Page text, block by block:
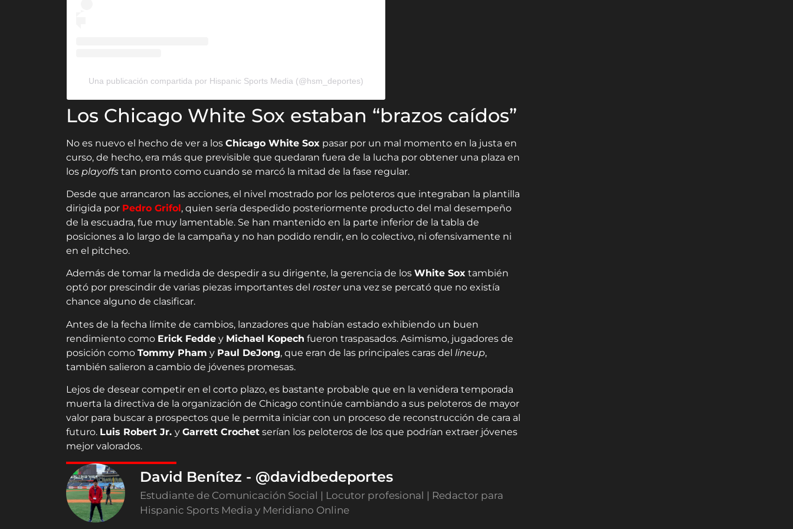
Una publicación compartida por Hispanic Sports Media (@hsm_deportes)
Los Chicago White Sox estaban “brazos caídos”
No es nuevo el hecho de ver a los Chicago White Sox pasar por un mal momento en la justa en
curso, de hecho, era más que previsible que quedaran fuera de la lucha por obtener una plaza en
los playoffs tan pronto como cuando se marcó la mitad de la fase regular.
Desde que arrancaron las acciones, el nivel mostrado por los peloteros que integraban la plantilla
dirigida por Pedro Grifol, quien sería despedido posteriormente producto del mal desempeño
de la escuadra, fue muy lamentable. Se han mantenido en la parte inferior de la tabla de
posiciones a lo largo de la campaña y no han podido rendir, en lo colectivo, ni ofensivamente ni
en el pitcheo.
Además de tomar la medida de despedir a su dirigente, la gerencia de los White Sox también
optó por prescindir de varias piezas importantes del rosteruna vez se percató que no existía
chance alguno de clasificar.
Antes de la fecha límite de cambios, lanzadores que habían estado exhibiendo un buen
rendimiento como Erick Fedde y Michael Kopech fueron traspasados. Asimismo, jugadores de
posición como Tommy Pham y Paul DeJong, que eran de las principales caras del lineup,
también salieron a cambio de jóvenes promesas.
Lejos de desear competir en el corto plazo, es bastante probable que en la venidera temporada
muerta la directiva de la organización de Chicago continúe cambiando a sus peloteros de mayor
valor para buscar a prospectos que le permita iniciar con un proceso de reconstrucción de cara al
futuro. Luis Robert Jr. y Garrett Crochet serían los peloteros de los que podrían extraer jóvenes
mejor valorados.
David Benítez - @davidbedeportes
Estudiante de Comunicación Social | Locutor profesional | Redactor para
Hispanic Sports Media y Meridiano Online